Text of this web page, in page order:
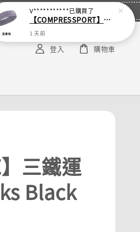
登入 購物車
】三鐵運
Black
V*********** 已購買了
【COMPRESSPORT】窄版止汗呼吸頭帶2.0_【零碼】
1 天前